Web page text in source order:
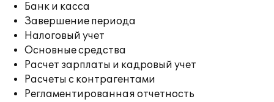
Банк и касса
Завершение периода
Налоговый учет
Основные средства
Расчет зарплаты и кадровый учет
Расчеты с контрагентами
Регламентированная отчетность